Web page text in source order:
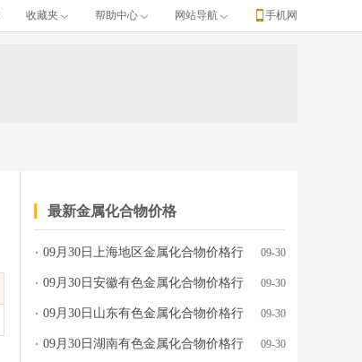
收藏夹 帮助中心 网站导航 手机网
最新金属化合物价格
09月30日上海地区金属化合物价格行
情参考
09-30
09月30日安徽有色金属化合物价格行
情参考
09-30
09月30日山东有色金属化合物价格行
情参考
09-30
09月30日湖南有色金属化合物价格行
09-30